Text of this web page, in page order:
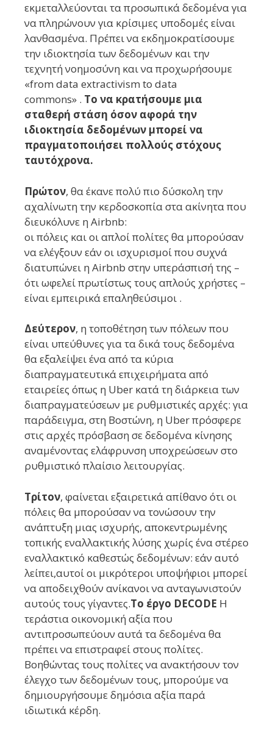
εκμεταλλεύονται τα προσωπικά δεδομένα για
να πληρώνουν για κρίσιμες υποδομές είναι
λανθασμένα. Πρέπει να εκδημοκρατίσουμε
την ιδιοκτησία των δεδομένων και την
τεχνητή νοημοσύνη και να προχωρήσουμε
«from data extractivism to data
commons» . Το να κρατήσουμε μια
σταθερή στάση όσον αφορά την
ιδιοκτησία δεδομένων μπορεί να
πραγματοποιήσει πολλούς στόχους
ταυτόχρονα.
Πρώτον, θα έκανε πολύ πιο δύσκολη την
αχαλίνωτη την κερδοσκοπία στα ακίνητα που
διευκόλυνε η Airbnb:
οι πόλεις και οι απλοί πολίτες θα μπορούσαν
να ελέγξουν εάν οι ισχυρισμοί που συχνά
διατυπώνει η Airbnb στην υπεράσπισή της –
ότι ωφελεί πρωτίστως τους απλούς χρήστες –
είναι εμπειρικά επαληθεύσιμοι .
Δεύτερον, η τοποθέτηση των πόλεων που
είναι υπεύθυνες για τα δικά τους δεδομένα
θα εξαλείψει ένα από τα κύρια
διαπραγματευτικά επιχειρήματα από
εταιρείες όπως η Uber κατά τη διάρκεια των
διαπραγματεύσεων με ρυθμιστικές αρχές: για
παράδειγμα, στη Βοστώνη, η Uber πρόσφερε
στις αρχές πρόσβαση σε δεδομένα κίνησης
αναμένοντας ελάφρυνση υποχρεώσεων στο
ρυθμιστικό πλαίσιο λειτουργίας.
Τρίτον, φαίνεται εξαιρετικά απίθανο ότι οι
πόλεις θα μπορούσαν να τονώσουν την
ανάπτυξη μιας ισχυρής, αποκεντρωμένης
τοπικής εναλλακτικής λύσης χωρίς ένα στέρεο
εναλλακτικό καθεστώς δεδομένων: εάν αυτό
λείπει,αυτοί οι μικρότεροι υποψήφιοι μπορεί
να αποδειχθούν ανίκανοι να ανταγωνιστούν
αυτούς τους γίγαντες.Το έργο DECODE Η
τεράστια οικονομική αξία που
αντιπροσωπεύουν αυτά τα δεδομένα θα
πρέπει να επιστραφεί στους πολίτες.
Βοηθώντας τους πολίτες να ανακτήσουν τον
έλεγχο των δεδομένων τους, μπορούμε να
δημιουργήσουμε δημόσια αξία παρά
ιδιωτικά κέρδη.